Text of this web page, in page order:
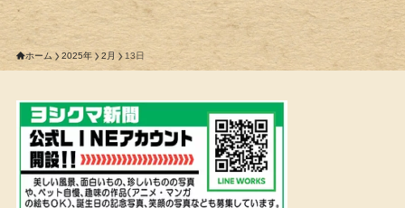
ホーム 2025年 2月 13日